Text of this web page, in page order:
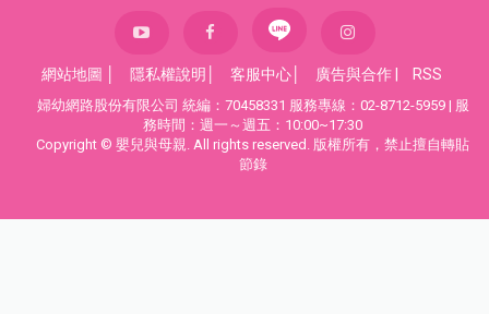
網站地圖 隱私權說明 客服中心 廣告與合作 RSS
婦幼網路股份有限公司 統編：70458331 服務專線：02-8712-5959 | 服
務時間：週一～週五：10:00~17:30
Copyright © 嬰兒與母親. All rights reserved. 版權所有，禁止擅自轉貼
節錄